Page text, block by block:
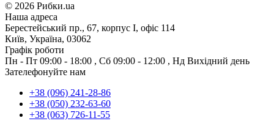
© 2026 Рибки.ua
Наша адреса
Берестейський пр., 67, корпус І, офіс 114
Київ, Україна, 03062
Графік роботи
Пн - Пт 09:00 - 18:00 , Сб 09:00 - 12:00 , Нд Вихідний день
Зателефонуйте нам
+38 (096) 241-28-86
+38 (050) 232-63-60
+38 (063) 726-11-55